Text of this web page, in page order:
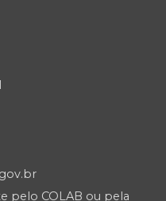
pelo COLAB ou pela